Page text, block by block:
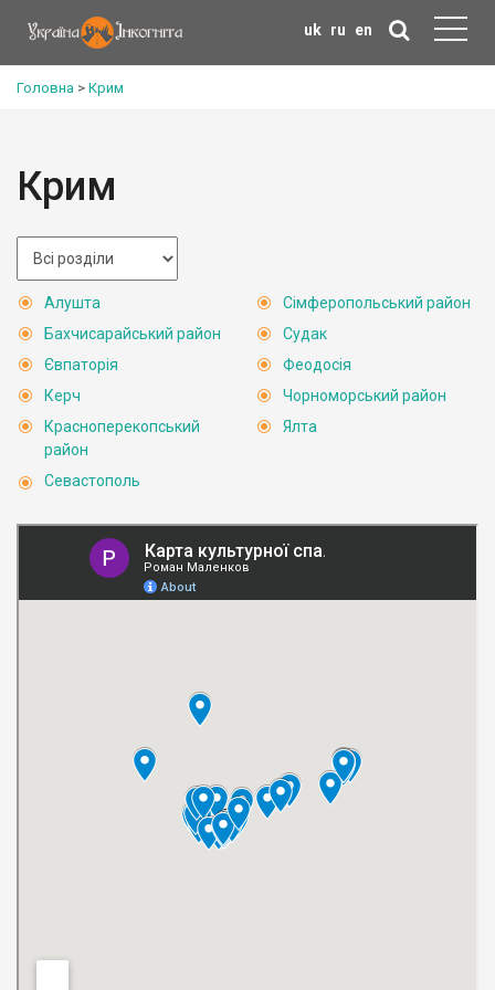
uk ru en
Головна > Крим
Крим
Алушта
Бахчисарайський район
Євпаторія
Керч
Красноперекопський
район
Севастополь
Сімферопольський район
Судак
Феодосія
Чорноморський район
Ялта